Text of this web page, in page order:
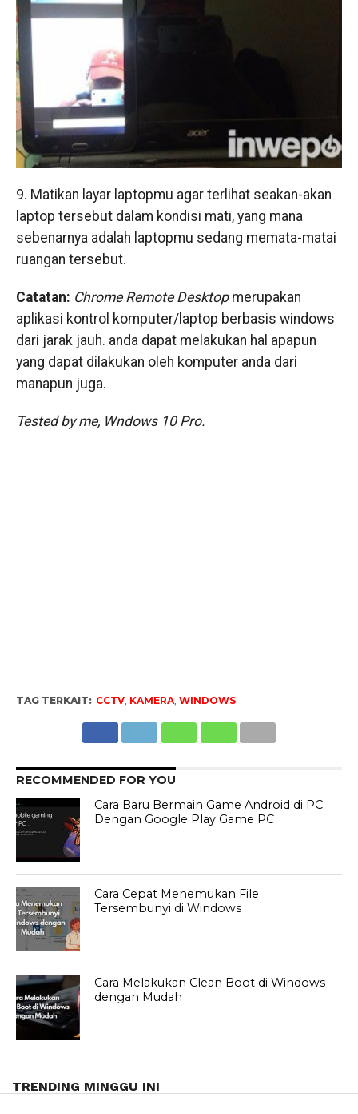
9. Matikan layar laptopmu agar terlihat seakan-akan
laptop tersebut dalam kondisi mati, yang mana
sebenarnya adalah laptopmu sedang memata-matai
ruangan tersebut.
Catatan: Chrome Remote Desktopmerupakan
aplikasi kontrol komputer/laptop berbasis windows
dari jarak jauh. anda dapat melakukan hal apapun
yang dapat dilakukan oleh komputer anda dari
manapun juga.
Tested by me, Wndows 10 Pro.
TAG TERKAIT: CCTV, KAMERA, WINDOWS
RECOMMENDED FOR YOU
Cara Baru Bermain Game Android di PC
Dengan Google Play Game PC
Cara Cepat Menemukan File
Tersembunyi di Windows
Cara Melakukan Clean Boot di Windows
dengan Mudah
TRENDING MINGGU INI